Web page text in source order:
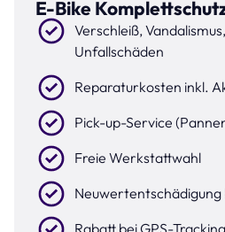
E-Bike
Verschleiß,
Unfallschäden
Reparaturkosten inkl.
Pick-up-Service
Freie Werkstattwahl
Neuwertentschädigung
Rabatt bei GPS-